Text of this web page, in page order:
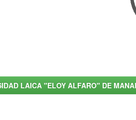
LAICA "ELOY ALFARO" DE